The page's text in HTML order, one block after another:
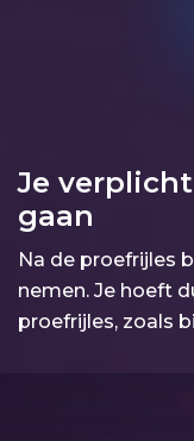
Je
gaan
Na de proefrijles
nemen. Je hoeft
proefrijles, zoals